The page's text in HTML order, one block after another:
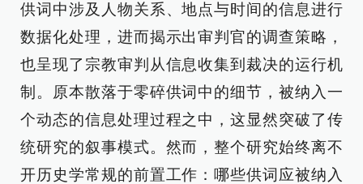
供词中涉及人物关系、地点与时间的信息进行
数据化处理，进而揭示出审判官的调查策略，
也呈现了宗教审判从信息收集到裁决的运行机
制。原本散落于零碎供词中的细节，被纳入一
个动态的信息处理过程之中，这显然突破了传
统研究的叙事模式。然而，整个研究始终离不
开历史学常规的前置工作：哪些供词应被纳入